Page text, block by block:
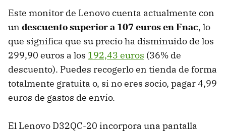
Este monitor de Lenovo cuenta actualmente con
un descuento superior a 107 euros en Fnac, lo
que significa que su precio ha disminuido de los
299,90 euros a los 192,43 euros (36% de
descuento). Puedes recogerlo en tienda de forma
totalmente gratuita o, si no eres socio, pagar 4,99
euros de gastos de envío.
El Lenovo D32QC-20 incorpora una pantalla